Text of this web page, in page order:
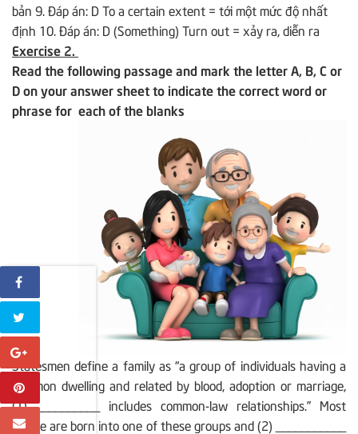
bản 9. Đáp án: D To a certain extent = tới một mức độ nhất
định 10. Đáp án: D (Something) Turn out = xảy ra, diễn ra
Exercise 2.
Read the following passage and mark the letter A, B, C or
D on your answer sheet to indicate the correct word or
phrase for each of the blanks
Statesmen define a family as “a group of individuals having a
common dwelling and related by blood, adoption or marriage,
(1) __________ includes common-law relationships.” Most
people are born into one of these groups and (2) ___________